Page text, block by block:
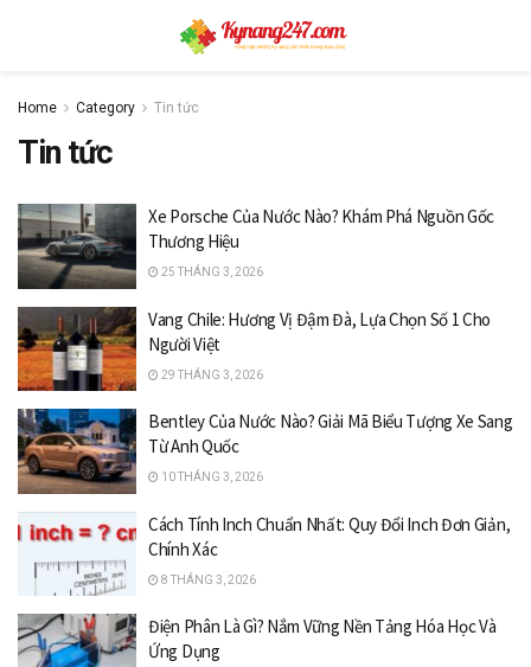
Home Category Tin tức
Tin tức
Xe Porsche Của Nước Nào? Khám Phá Nguồn Gốc
Thương Hiệu
25 THÁNG 3, 2026
Vang Chile: Hương Vị Đậm Đà, Lựa Chọn Số 1 Cho
Người Việt
29 THÁNG 3, 2026
Bentley Của Nước Nào? Giải Mã Biểu Tượng Xe Sang
Từ Anh Quốc
10 THÁNG 3, 2026
Cách Tính Inch Chuẩn Nhất: Quy Đổi Inch Đơn Giản,
Chính Xác
8 THÁNG 3, 2026
Điện Phân Là Gì? Nắm Vững Nền Tảng Hóa Học Và
Ứng Dụng